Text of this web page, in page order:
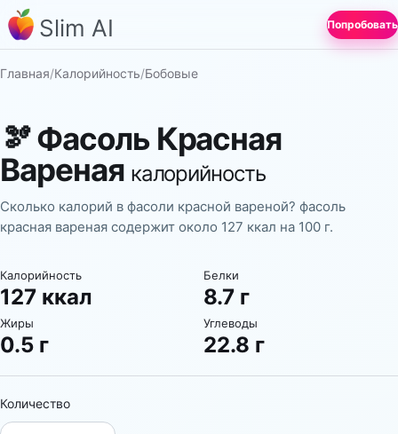
Slim AI Попробовать
Главная/Калорийность/Бобовые
🫘Фасоль Красная
Вареная калорийность
Сколько калорий в фасоли красной вареной? фасоль
красная вареная содержит около 127 ккал на 100 г.
Калорийность
127 ккал
Белки
8.7 г
Жиры
0.5 г
Углеводы
22.8 г
Количество